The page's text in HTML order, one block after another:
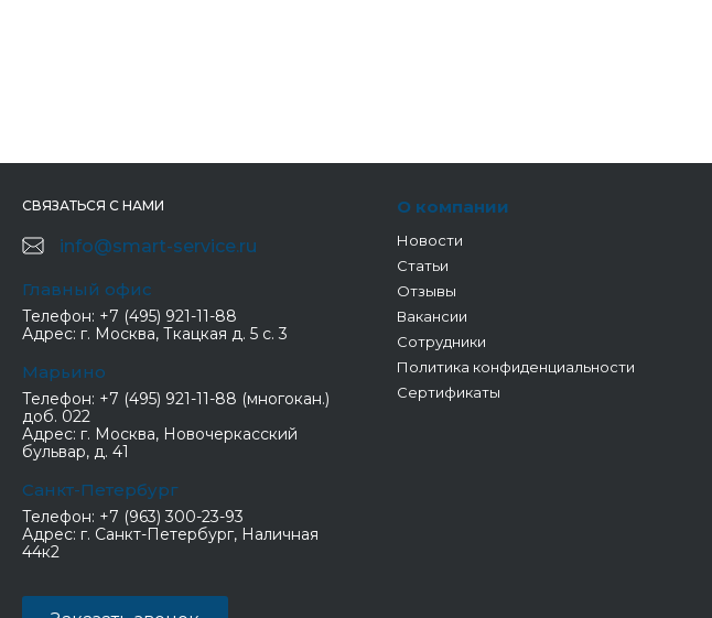
СВЯЗАТЬСЯ С НАМИ
info@smart-service.ru
Главный офис
Телефон: +7 (495) 921-11-88
Адрес: г. Москва, Ткацкая д. 5 с. 3
Марьино
Телефон: +7 (495) 921-11-88 (многокан.)
доб. 022
Адрес: г. Москва, Новочеркасский
бульвар, д. 41
Санкт-Петербург
Телефон: +7 (963) 300-23-93
Адрес: г. Санкт-Петербург, Наличная
44к2
О компании
Новости
Статьи
Отзывы
Вакансии
Сотрудники
Политика конфиденциальности
Сертификаты